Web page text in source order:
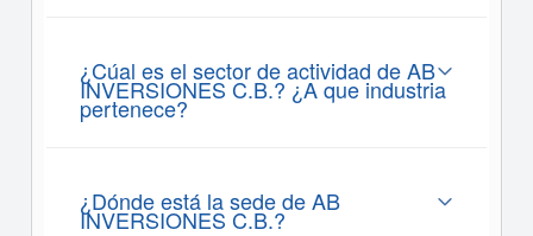
¿Cúal es el sector de actividad de AB
INVERSIONES C.B.? ¿A que industria
pertenece?
¿Dónde está la sede de AB
INVERSIONES C.B.?